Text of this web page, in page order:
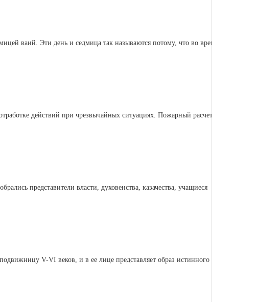
ваий. Эти день и седмица так называются потому, что во время
действий при чрезвычайных ситуациях. Пожарный расчет
представители власти, духовенства, казачества, учащиеся
V-VI веков, и в ее лице представляет образ истинного